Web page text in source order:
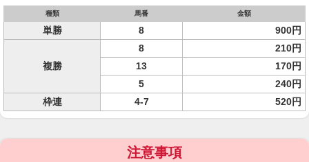
種類 馬番 金額
単勝 8 900円
複勝
8
210円
13
170円
5
240円
枠連
4-7 520円
注意事項